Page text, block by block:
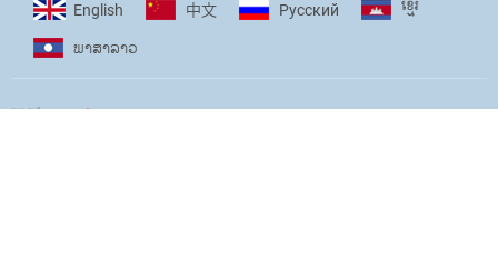
phó với biến đổi khí hậu
17:07|09/06/2026
English 中文 Pусский ខ្មែរ
ພາ​ສາ​ລາວ